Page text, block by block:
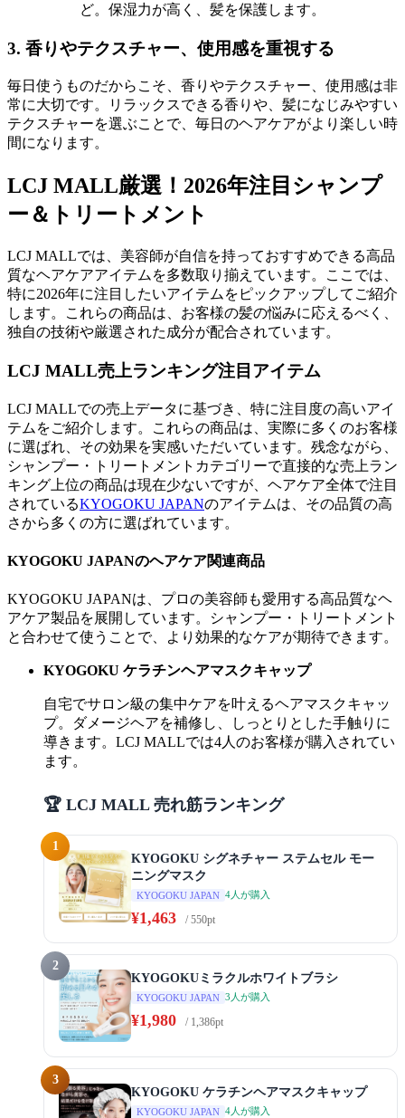
ど。保湿力が高く、髪を保護します。
3. 香りやテクスチャー、使用感を重視する
毎日使うものだからこそ、香りやテクスチャー、使用感は非
常に大切です。リラックスできる香りや、髪になじみやすい
テクスチャーを選ぶことで、毎日のヘアケアがより楽しい時
間になります。
LCJ MALL厳選！2026年注目シャンプ
ー＆トリートメント
LCJ MALLでは、美容師が自信を持っておすすめできる高品
質なヘアケアアイテムを多数取り揃えています。ここでは、
特に2026年に注目したいアイテムをピックアップしてご紹介
します。これらの商品は、お客様の髪の悩みに応えるべく、
独自の技術や厳選された成分が配合されています。
LCJ MALL売上ランキング注目アイテム
LCJ MALLでの売上データに基づき、特に注目度の高いアイ
テムをご紹介します。これらの商品は、実際に多くのお客様
に選ばれ、その効果を実感いただいています。残念ながら、
シャンプー・トリートメントカテゴリーで直接的な売上ラン
キング上位の商品は現在少ないですが、ヘアケア全体で注目
されているKYOGOKU JAPANのアイテムは、その品質の高
さから多くの方に選ばれています。
KYOGOKU JAPANのヘアケア関連商品
KYOGOKU JAPANは、プロの美容師も愛用する高品質なヘ
アケア製品を展開しています。シャンプー・トリートメント
と合わせて使うことで、より効果的なケアが期待できます。
KYOGOKU ケラチンヘアマスクキャップ
自宅でサロン級の集中ケアを叶えるヘアマスクキャッ
プ。ダメージヘアを補修し、しっとりとした手触りに
導きます。LCJ MALLでは4人のお客様が購入されてい
ます。
🏆 LCJ MALL 売れ筋ランキング
1
KYOGOKU シグネチャー ステムセル モー
ニングマスク
KYOGOKU JAPAN 4人が購入
¥1,463 / 550pt
2
KYOGOKUミラクルホワイトブラシ
KYOGOKU JAPAN 3人が購入
¥1,980 / 1,386pt
3
KYOGOKU ケラチンヘアマスクキャップ
KYOGOKU JAPAN 4人が購入